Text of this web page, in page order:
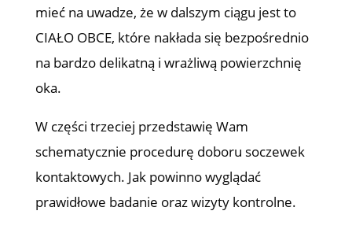
mieć na uwadze, że w dalszym ciągu jest to
CIAŁO OBCE, które nakłada się bezpośrednio
na bardzo delikatną i wrażliwą powierzchnię
oka.
W części trzeciej przedstawię Wam
schematycznie procedurę doboru soczewek
kontaktowych. Jak powinno wyglądać
prawidłowe badanie oraz wizyty kontrolne.